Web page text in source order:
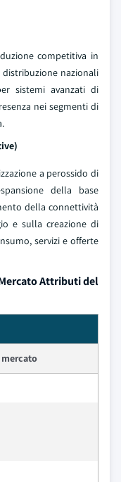
competitiva in
nazionali
sistemi avanzati di
nei segmenti di
a perossido di
della base
della connettività
e sulla creazione di
servizi e offerte
Attributi del